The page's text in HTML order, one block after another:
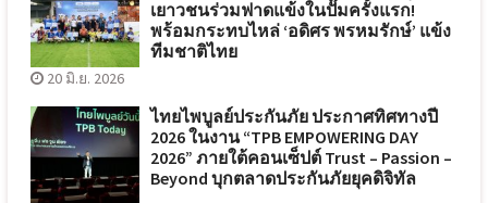
เยาวชนร่วมฟาดแข้งในปั๊มครั้งแรก!
พร้อมกระทบไหล่ ‘อดิศร พรหมรักษ์’ แข้ง
ทีมชาติไทย
20 มิ.ย. 2026
ไทยไพบูลย์ประกันภัย ประกาศทิศทางปี
2026 ในงาน “TPB EMPOWERING DAY
2026” ภายใต้คอนเซ็ปต์ Trust – Passion –
Beyond บุกตลาดประกันภัยยุคดิจิทัล